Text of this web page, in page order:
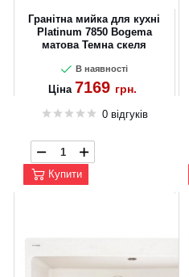
Гранітна мийка для кухні
Platinum 7850 Bogema
матова Темна скеля
В наявності
Ціна 7169 грн.
0 відгуків
Купити